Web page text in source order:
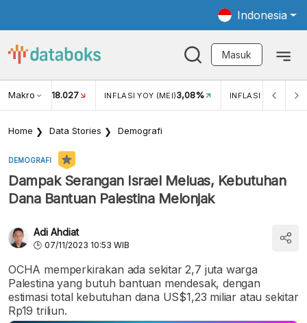
Indonesia
Masuk
Makro
USD/IDR 18.027 INFLASI YOY (MEI)3,08% INFLASI MOM (MEI)
Home Data Stories Demografi
DEMOGRAFI
Dampak Serangan Israel Meluas, Kebutuhan
Dana Bantuan Palestina Melonjak
Adi Ahdiat
07/11/2023 10:53 WIB
OCHA memperkirakan ada sekitar 2,7 juta warga
Palestina yang butuh bantuan mendesak, dengan
estimasi total kebutuhan dana US$1,23 miliar atau sekitar
Rp19 triliun.